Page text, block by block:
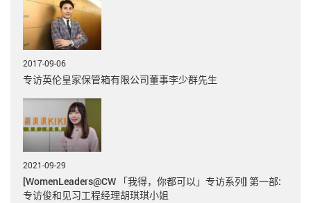
2017-09-06
专访英伦皇家保管箱有限公司董事李少群先生
2021-09-29
[WomenLeaders@CW 「我得，你都可以」专访系列] 第一部:
专访俊和见习工程经理胡琪琪小姐